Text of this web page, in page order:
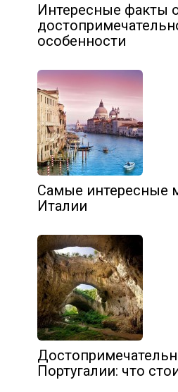
Интересные факты
особенности
Самые интересные
Италии
Португалии: что